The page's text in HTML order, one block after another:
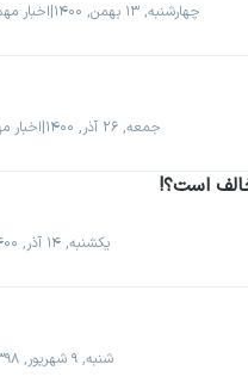
چهارشنبه, ۱۳ بهمن, ۱۴۰۰ |اخبار
جمعه, ۲۶ آذر, ۱۴۰۰ |اخبار
است؟!
یکشنبه, ۱۴ آذر, ۱۴۰۰
شنبه, ۹ شهریور, ۱۳۹۸